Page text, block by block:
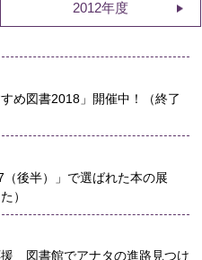
2012年度
め図書2018」開催中！（終了
（後半）」で選ばれた本の展
）
援 図書館でアナタの進路見つけ